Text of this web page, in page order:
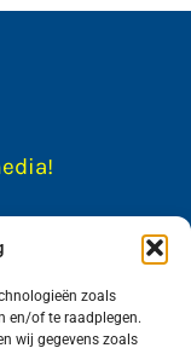
zoals
en/of te raadplegen.
wij gegevens zoals